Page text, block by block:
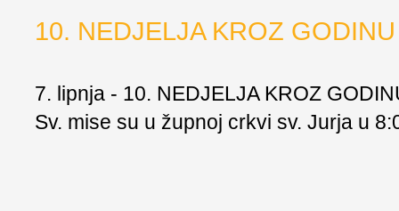
10. NEDJELJA KROZ GODINU
7. lipnja - 10. NEDJELJA KROZ
Sv. mise su u župnoj crkvi sv. Jurja u